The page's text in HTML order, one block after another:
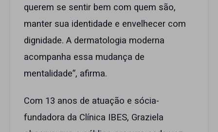
querem se sentir bem com quem são,
manter sua identidade e envelhecer com
dignidade. A dermatologia moderna
acompanha essa mudança de
mentalidade”, afirma.
Com 13 anos de atuação e sócia-
fundadora da Clínica IBES, Graziela